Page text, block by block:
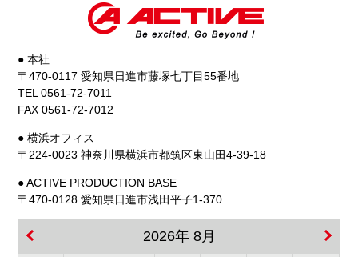
● 本社
〒470-0117 愛知県日進市藤塚七丁目55番地
TEL 0561-72-7011
FAX 0561-72-7012
● 横浜オフィス
〒224-0023 神奈川県横浜市都筑区東山田4-39-18
● ACTIVE PRODUCTION BASE
〒470-0128 愛知県日進市浅田平子1-370
2026年 8月